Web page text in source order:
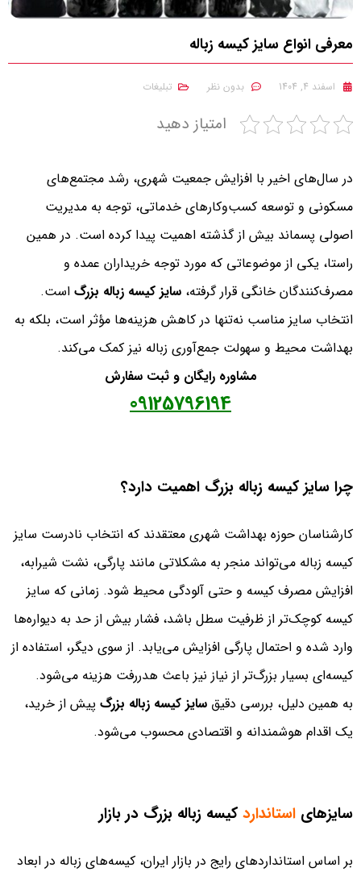
معرفی انواع سایز کیسه زباله
اسفند 4, 1404 بدون نظر تبلیغات
امتیاز دهید
در سال‌های اخیر با افزایش جمعیت شهری، رشد مجتمع‌های
مسکونی و توسعه کسب‌وکارهای خدماتی، توجه به مدیریت
اصولی پسماند بیش از گذشته اهمیت پیدا کرده است. در همین
راستا، یکی از موضوعاتی که مورد توجه خریداران عمده و
مصرف‌کنندگان خانگی قرار گرفته، سایز کیسه زباله بزرگ است.
انتخاب سایز مناسب نه‌تنها در کاهش هزینه‌ها مؤثر است، بلکه به
بهداشت محیط و سهولت جمع‌آوری زباله نیز کمک می‌کند.
مشاوره رایگان و ثبت سفارش
09125796194
چرا سایز کیسه زباله بزرگ اهمیت دارد؟
کارشناسان حوزه بهداشت شهری معتقدند که انتخاب نادرست سایز
کیسه زباله می‌تواند منجر به مشکلاتی مانند پارگی، نشت شیرابه،
افزایش مصرف کیسه و حتی آلودگی محیط شود. زمانی که سایز
کیسه کوچک‌تر از ظرفیت سطل باشد، فشار بیش از حد به دیواره‌ها
وارد شده و احتمال پارگی افزایش می‌یابد. از سوی دیگر، استفاده از
کیسه‌ای بسیار بزرگ‌تر از نیاز نیز باعث هدررفت هزینه می‌شود.
به همین دلیل، بررسی دقیق سایز کیسه زباله بزرگ پیش از خرید،
یک اقدام هوشمندانه و اقتصادی محسوب می‌شود.
سایزهای استانداردکیسه زباله بزرگ در بازار
بر اساس استانداردهای رایج در بازار ایران، کیسه‌های زباله در ابعاد